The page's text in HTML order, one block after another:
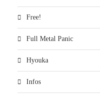
Free!
Full Metal Panic
Hyouka
Infos